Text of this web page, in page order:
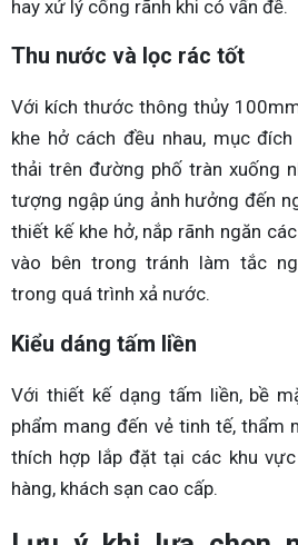
hay xử lý cống rãnh khi có vấn đề.
Thu nước và lọc rác tốt
Với kích thước thông thủy
khe hở cách đều nhau, mục
thải trên đường phố tràn xuống
tượng ngập úng ảnh hưởng đến
thiết kế khe hở, nắp rãnh ngăn
vào bên trong tránh làm tắc
trong quá trình xả nước.
Kiểu dáng tấm liền
Với thiết kế dạng tấm liền, bề
phẩm mang đến vẻ tinh tế, thẩm
thích hợp lắp đặt tại các khu
hàng, khách sạn cao cấp.